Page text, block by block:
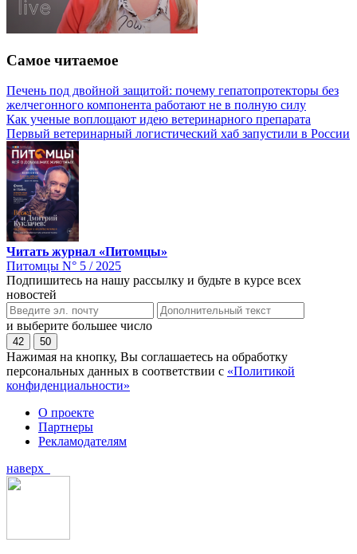
Самое читаемое
Печень под двойной защитой: почему гепатопротекторы без
желчегонного компонента работают не в полную силу
Как ученые воплощают идею ветеринарного препарата
Первый ветеринарный логистический хаб запустили в России
Читать журнал «Питомцы»
Питомцы N° 5 / 2025
Подпишитесь на нашу рассылку и будьте в курсе всех
новостей
и выберите большее число
42 50
Нажимая на кнопку, Вы соглашаетесь на обработку
персональных данных в соответствии с «Политикой
конфиденциальности»
О проекте
Партнеры
Рекламодателям
наверх